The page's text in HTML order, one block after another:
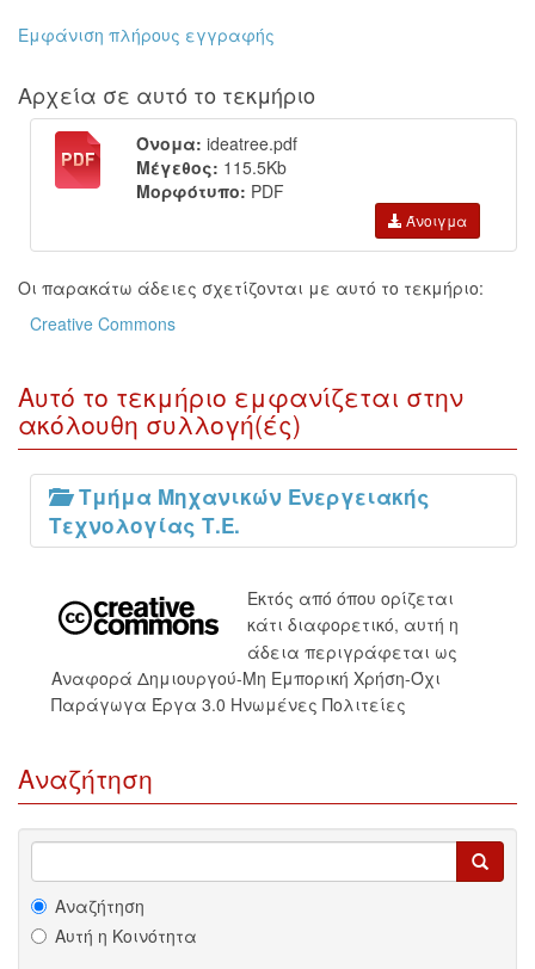
Εμφάνιση πλήρους εγγραφής
Αρχεία σε αυτό το τεκμήριο
Όνομα: ideatree.pdf
Μέγεθος: 115.5Kb
Μορφότυπο: PDF
Άνοιγμα
Οι παρακάτω άδειες σχετίζονται με αυτό το τεκμήριο:
Creative Commons
Αυτό το τεκμήριο εμφανίζεται στην
ακόλουθη συλλογή(ές)
Τμήμα Μηχανικών Ενεργειακής
Τεχνολογίας Τ.Ε.
Εκτός από όπου ορίζεται
κάτι διαφορετικό, αυτή η
άδεια περιγράφεται ως
Αναφορά Δημιουργού-Μη Εμπορική Χρήση-Όχι
Παράγωγα Έργα 3.0 Ηνωμένες Πολιτείες
Αναζήτηση
Αναζήτηση
Αυτή η Κοινότητα